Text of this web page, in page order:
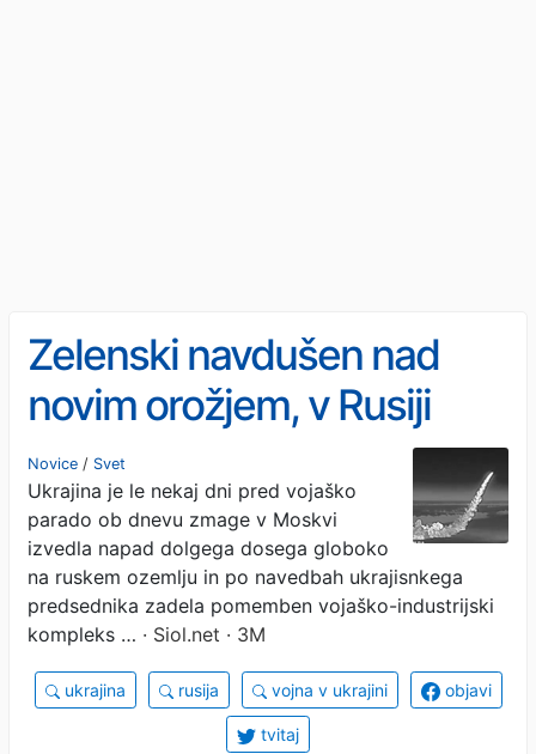
Zelenski navdušen nad
novim orožjem, v Rusiji
zavladala panika #video
Novice / Svet
Ukrajina je le nekaj dni pred vojaško
parado ob dnevu zmage v Moskvi
izvedla napad dolgega dosega globoko
na ruskem ozemlju in po navedbah ukrajisnkega
predsednika zadela pomemben vojaško-industrijski
kompleks … · Siol.net · 3M
ukrajina rusija vojna v ukrajini objavi
tvitaj